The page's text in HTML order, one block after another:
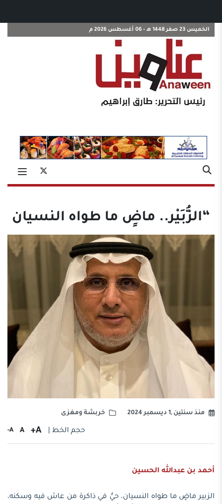
الخميس 23 صفر 1448 هـ - 06 أغسطس 2026 م
“الزُّبَيْر.. ماضٍ ما طواه النسيان
منذ سنتين ,1 ديسمبر 2024 خربشة ومغزى
حجم الخط | A+
A
A-
أحمد بن عبدالله الحسين
الزبير ماضٍ ما طواه النسيان، حيٌّ في ذاكرة من عاش فيه وسكنه،